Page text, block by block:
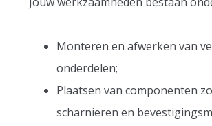
Monteren en afwerken van
onderdelen;
Plaatsen van componenten
scharnieren en